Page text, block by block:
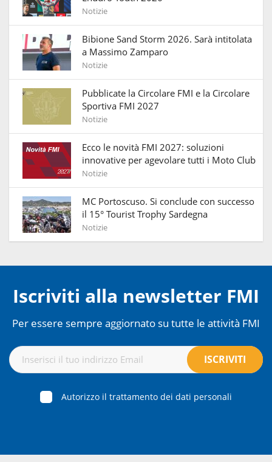
Notizie
Bibione Sand Storm 2026. Sarà intitolata
a Massimo Zamparo
Notizie
Pubblicate la Circolare FMI e la Circolare
Sportiva FMI 2027
Notizie
Ecco le novità FMI 2027: soluzioni
innovative per agevolare tutti i Moto Club
Notizie
MC Portoscuso. Si conclude con successo
il 15° Tourist Trophy Sardegna
Notizie
Iscriviti alla newsletter FMI
Per essere sempre aggiornato su tutte le attività FMI
Autorizzo il trattamento dei dati personali